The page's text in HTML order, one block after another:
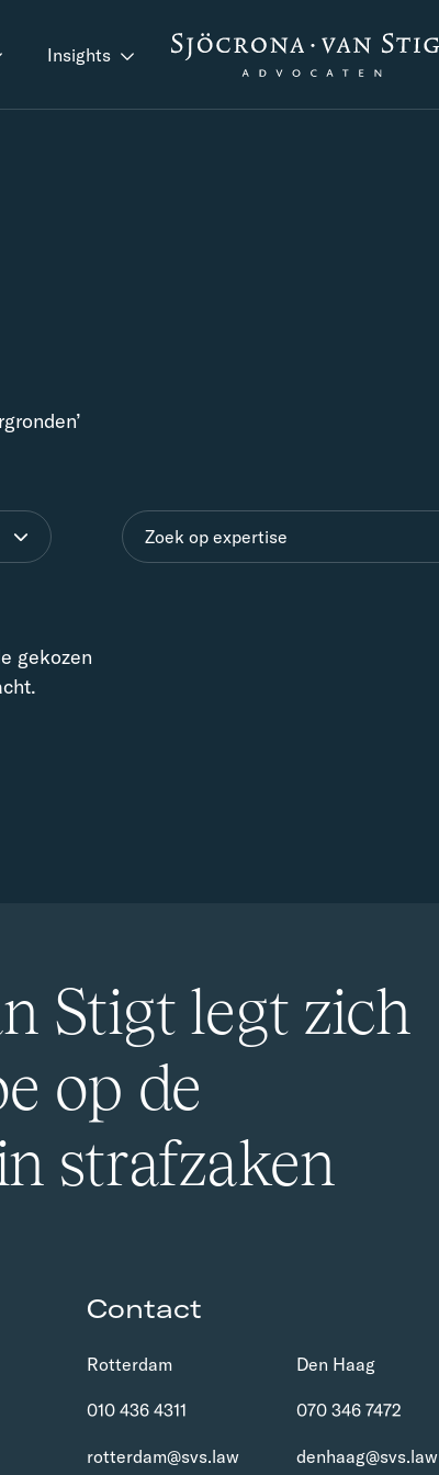
Insights
Zoek op expertise
gekozen
Stigt legt zich
op de
strafzaken
Contact
Rotterdam
010 436 4311
rotterdam@svs.law
Den Haag
070 346 7472
denhaag@svs.law